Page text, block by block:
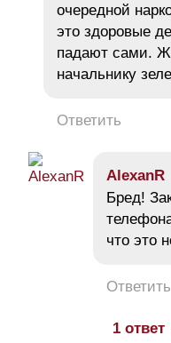
очередной
это здоровые
падают сами.
начальнику
Ответить
AlexanR
Бред!
что это
Ответить
1